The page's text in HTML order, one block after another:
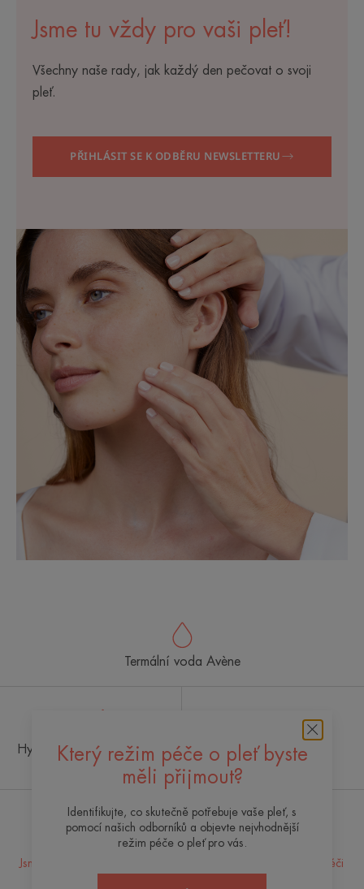
Jsme tu vždy pro vaši pleť!
Všechny naše rady, jak každý den pečovat o svoji
pleť.
PŘIHLÁSIT SE K ODBĚRU NEWSLETTERU
Který režim péče o pleť byste
měli přijmout?
Identifikujte, co skutečně potřebuje vaše pleť, s
pomocí našich odborníků a objevte nejvhodnější
režim péče o pleť pro vás.
Termální voda Avène
Hydroterapeutické centrum
Avène
Špičkové inovace
Dostávejte náš newsletter
Jsme tu vždy pro vaši pleť! Všechny naše tipy pro každodenní péči